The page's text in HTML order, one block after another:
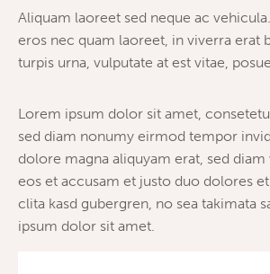
Aliquam laoreet sed neque ac
eros nec quam laoreet, in viverra erat
turpis urna, vulputate at est vitae,
Lorem ipsum dolor sit amet,
sed diam nonumy eirmod tempor
dolore magna aliquyam erat, sed
eos et accusam et justo duo dolores
clita kasd gubergren, no sea takimata
ipsum dolor sit amet.